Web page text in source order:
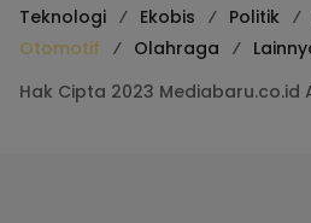
Teknologi
Ekobis Politik
Otomotif
Olahraga
Hak Cipta 2023 Mediabaru.co.id